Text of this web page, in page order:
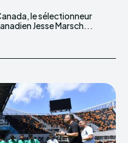
Jesse Marsch...